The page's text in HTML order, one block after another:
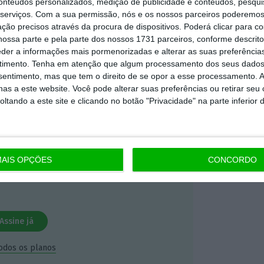
Com a sua permissão, nós e os nossos parceiros
precisos através da procura de dispositivos. Poderá clicar para
parte e pela parte dos nossos 1731 parceiros, conforme
a informações mais pormenorizadas e alterar as suas
Tenha em atenção que algum processamento dos seus
mas que tem o direito de se opor a esse processamento.
a este website. Você pode alterar suas preferências ou retirar seu
a este site e clicando no botão "Privacidade" na parte inferior
OPÇÕES CONCORDO
é mais importante do que
e rigoroso.
e tenha acesso a notícias
às reportagens e especiais que
apoiar o ECO e os seus
é o jornalismo independente,
Assine já
os planos